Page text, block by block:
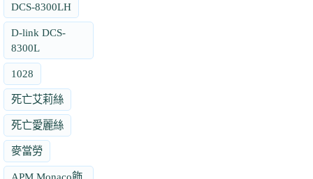
DCS-8300LH
D-link DCS-
8300L
1028
死亡艾莉絲
死亡愛麗絲
麥當勞